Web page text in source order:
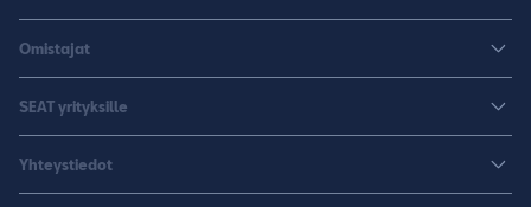
Leon
Leon Sportstourer
Sähköautot
CUPRA
Autoja nopeaan toimitukseen
K-Auto SEAT
Varaa koeajo
Hinnastot ja esitteet
Omistajat
Lisävarusteet ja tarvikkeet
Huolenpitosopimus
SEAT yrityksille
Huolto ja takuu
Yhteystiedot